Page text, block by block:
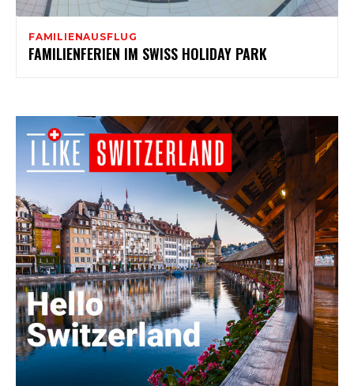
FAMILIENAUSFLUG
FAMILIENFERIEN IM SWISS HOLIDAY PARK